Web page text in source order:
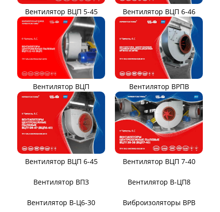
Вентилятор ВЦП 5-45 Вентилятор ВЦП 6-46
Вентилятор ВЦП Вентилятор ВРПВ
Вентилятор ВЦП 6-45 Вентилятор ВЦП 7-40